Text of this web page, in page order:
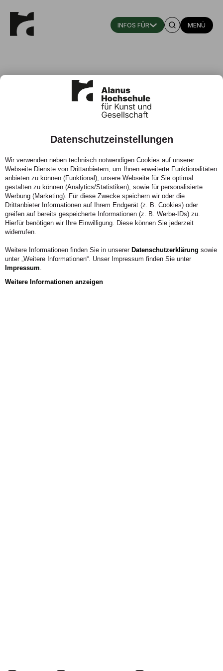
MENÜ
Prof. Dr. habil. Sibylle Ihm
Honorarprofessorin für Allgemeine Didaktik der Waldorf-
Oberstufe mit Schwerpunkt auf Kulturgeschichte
Institut für Waldorfpädagogik, Inklusion und
Interkulturalität, Fachbereich Bildungswissenschaft
Zur Vita
Telefon:0621 309 48- 23
Datenschutzeinstellungen
Wir verwenden neben technisch notwendigen Cookies auf unserer
Webseite Dienste von Drittanbietern, um Ihnen erweiterte Funktionalitäten
anbieten zu können (Funktional), unsere Webseite für Sie optimal
gestalten zu können (Analytics/Statistiken), sowie für personalisierte
Werbung (Marketing). Für diese Zwecke speichern wir oder die
Drittanbieter Informationen auf Ihrem Endgerät (z. B. Cookies) oder
greifen auf bereits gespeicherte Informationen (z. B. Werbe-IDs) zu.
Hierfür benötigen wir Ihre Einwilligung. Diese können Sie jederzeit
widerrufen.
Weitere Informationen finden Sie in unserer Datenschutzerklärung sowie
unter „Weitere Informationen“. Unser Impressum finden Sie unter
Impressum.
Weitere Informationen anzeigen